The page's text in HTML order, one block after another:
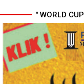
Wali Kota Medan
Jadi Duta Penggerak
Teladan, Rico Waas:
Tertinggi Pria Dalam
" WORLD